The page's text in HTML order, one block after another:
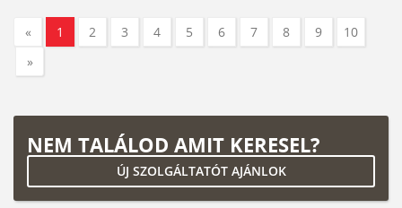
« 1 2 3 4 5 6 7 8 9
10
»
NEM TALÁLOD AMIT KERESEL?
ÚJ SZOLGÁLTATÓT AJÁNLOK